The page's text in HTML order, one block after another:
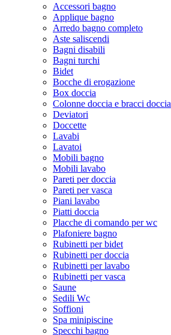
Accessori bagno
Applique bagno
Arredo bagno completo
Aste saliscendi
Bagni disabili
Bagni turchi
Bidet
Bocche di erogazione
Box doccia
Colonne doccia e bracci doccia
Deviatori
Doccette
Lavabi
Lavatoi
Mobili bagno
Mobili lavabo
Pareti per doccia
Pareti per vasca
Piani lavabo
Piatti doccia
Placche di comando per wc
Plafoniere bagno
Rubinetti per bidet
Rubinetti per doccia
Rubinetti per lavabo
Rubinetti per vasca
Saune
Sedili Wc
Soffioni
Spa minipiscine
Specchi bagno